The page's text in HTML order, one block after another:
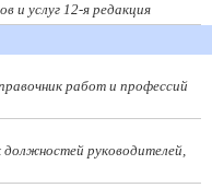
и услуг 12-я редакция
работ и профессий
руководителей,